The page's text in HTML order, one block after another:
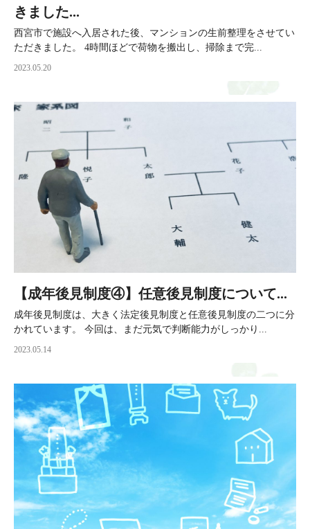
きました...
西宮市で施設へ入居された後、マンションの生前整理をさせてい
ただきました。 4時間ほどで荷物を搬出し、掃除まで完...
2023.05.20
【成年後見制度④】任意後見制度について...
成年後見制度は、大きく法定後見制度と任意後見制度の二つに分
かれています。 今回は、まだ元気で判断能力がしっかり...
2023.05.14